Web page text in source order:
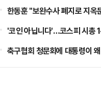
한동훈 "보완수사 폐지로 지
'코인 아닙니다'…코스피 시총
축구협회 청문회에 대통령이